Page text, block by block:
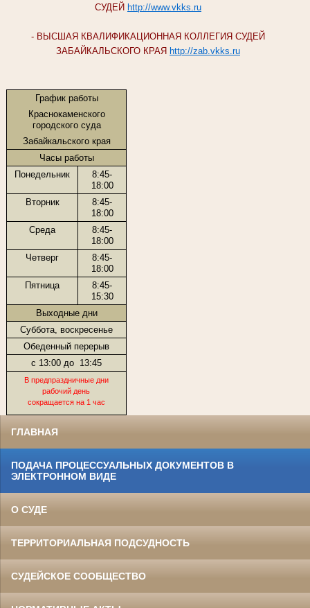
СУДЕЙ http://www.vkks.ru
- ВЫСШАЯ КВАЛИФИКАЦИОННАЯ КОЛЛЕГИЯ СУДЕЙ
ЗАБАЙКАЛЬСКОГО КРАЯ http://zab.vkks.ru
График работы
Краснокаменского
городского суда
Забайкальского края
Часы работы
Понедельник
8:45-
18:00
Вторник
8:45-
18:00
Среда
8:45-
18:00
Четверг
8:45-
18:00
Пятница
8:45-
15:30
Выходные дни
Суббота, воскресенье
Обеденный перерыв
с 13:00 до 13:45
В предпраздничные дни
рабочий день
сокращается на 1 час
ГЛАВНАЯ
ПОДАЧА ПРОЦЕССУАЛЬНЫХ ДОКУМЕНТОВ В
ЭЛЕКТРОННОМ ВИДЕ
О СУДЕ
ТЕРРИТОРИАЛЬНАЯ ПОДСУДНОСТЬ
СУДЕЙСКОЕ СООБЩЕСТВО